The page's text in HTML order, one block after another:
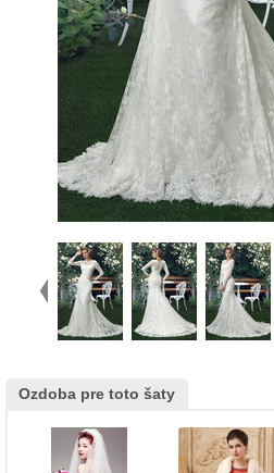
Ozdoba pre toto šaty